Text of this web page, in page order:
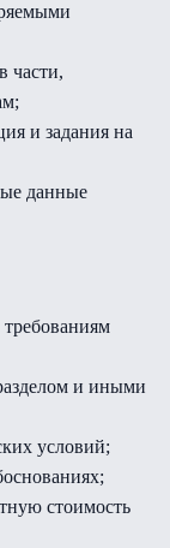
части,
и задания на
данные
и иными
условий;
стоимость